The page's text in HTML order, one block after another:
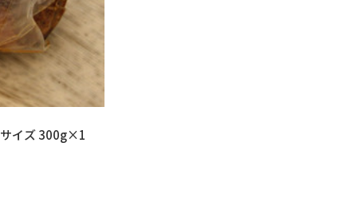
イズ 300g×1